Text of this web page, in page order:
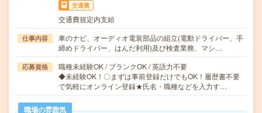
交通費
交通費規定内支給
仕事内容
車のナビ、オーディオ電装部品の組立(電動ドライバー、手
締めドライバー、はんだ利用)及び検査業務、マシ…
応募資格
職種未経験OK / ブランクOK / 英語力不要
◆未経験OK！〇まずは事前登録だけでもOK！履歴書不要
で気軽にオンライン登録★氏名・職種などを入力す…
職場の雰囲気